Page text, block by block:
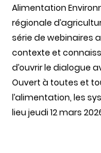
Alimentation
régionale
série de webinaires
contexte et
d’ouvrir le dialogue
Ouvert à toutes et
l’alimentation, les
lieu jeudi 12 mars